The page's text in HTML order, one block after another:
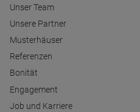
Unser Team
Unsere Partner
Musterhäuser
Referenzen
Bonität
Engagement
Job und Karriere